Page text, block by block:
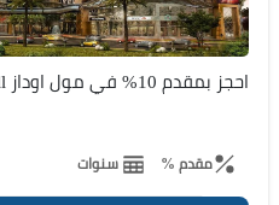
احجز بمقدم 10% في مول اوداز AUDAZ Mall العاصمة الادارية
مقدم % سنوات